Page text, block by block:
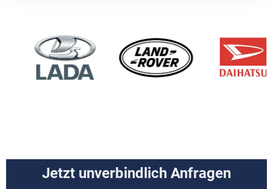
Jetzt unverbindlich Anfragen